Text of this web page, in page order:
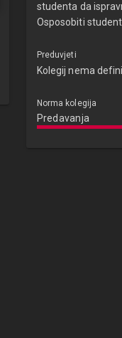
studenta da
Osposobiti
Preduvjeti
Kolegij nema
Norma kolegija
Predavanja